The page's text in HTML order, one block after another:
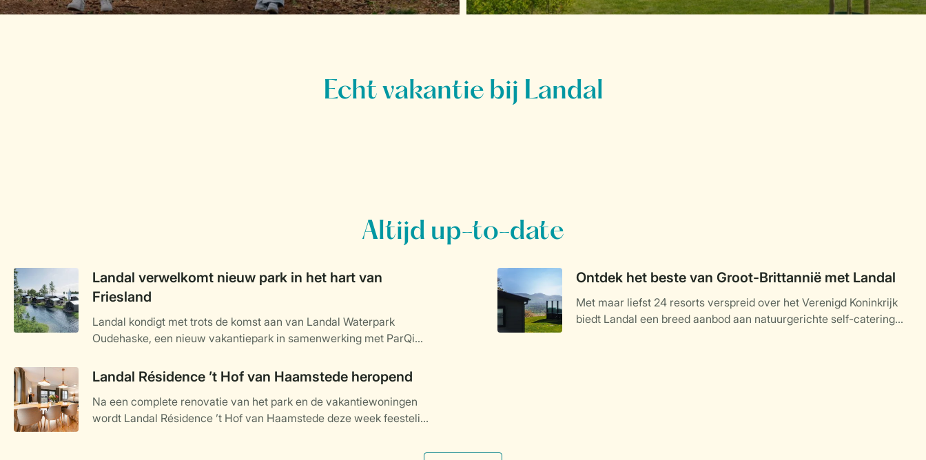
Altijd up-to-date
Landal verwelkomt nieuw park in het hart van
Friesland
Landal kondigt met trots de komst aan van Landal Waterpark
Oudehaske, een nieuw vakantiepark in samenwerking met ParQio,
ligt in het hart van Friesland en staat volledig in het teken staat van
water, natuur en ontspanning. Het kleinschalige park met 60 veelal
aan het water gelegen vakantiewoningen, opent zijn deuren in het
najaar van 2025 en biedt een ideale uitvalsbasis voor
Ontdek het beste van Groot-Brittannië met Landal
Met maar liefst 24 resorts verspreid over het Verenigd Koninkrijk
biedt Landal een breed aanbod aan natuurgerichte self-catering
Landal Résidence ’t Hof van Haamstede heropend
Na een complete renovatie van het park en de vakantiewoningen
wordt Landal Résidence ’t Hof van Haamstede deze week feestelijk